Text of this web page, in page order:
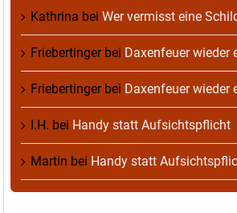
Kathrina bei Wer vermisst eine
Friebertingerbei Daxenfeuer wieder
Friebertingerbei Daxenfeuer wieder
I.H. bei Handy statt Aufsichtspflicht
Martin bei Handy statt